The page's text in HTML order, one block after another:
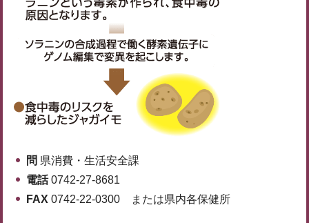
問 県消費・生活安全課
電話0742-27-8681
FAX 0742-22-0300 または県内各保健所